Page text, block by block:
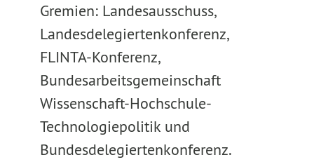
Gremien: Landesausschuss,
Landesdelegiertenkonferenz,
FLINTA-Konferenz,
Bundesarbeitsgemeinschaft
Wissenschaft-Hochschule-
Technologiepolitik und
Bundesdelegiertenkonferenz.